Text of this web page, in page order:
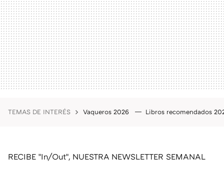
TEMAS DE INTERÉS Vaqueros 2026 Libros recomendados
RECIBE "In/Out", NUESTRA NEWSLETTER SEMANAL